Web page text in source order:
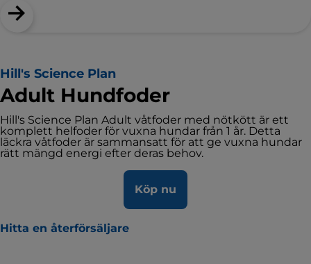
Hill's Science Plan
Adult Hundfoder
Hill's Science Plan Adult våtfoder med nötkött är ett
komplett helfoder för vuxna hundar från 1 år. Detta
läckra våtfoder är sammansatt för att ge vuxna hundar
rätt mängd energi efter deras behov.
Köp nu
Hitta en återförsäljare